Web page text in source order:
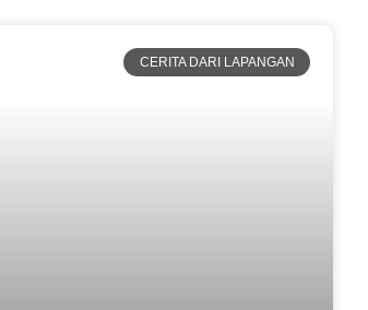
CERITA DARI LAPANGAN